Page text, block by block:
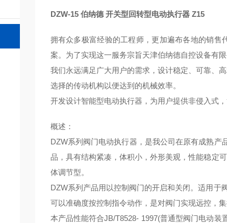
DZW-15 伯纳德 开关型回转型电动执行器 Z15
拥有众多极富经验的工程师，更加遍布各地的销
案。为了实现这一服务宗旨天津伯纳德自控设备有
我们永远满足广大用户的需求，设计稳定、可靠、
选择的传动机构以便达到的机械效率。
开发设计智能型电动执行器，为用户提供非侵入式
概述：
DZW系列阀门电动执行器，是我公司在原有成熟
品，具有结构紧凑，体积小，外形美观，性能稳定
体调节型。
DZW系列产品用以控制阀门的开启和关闭。适用于
可以准确度按控制指令动作，是对阀门实现远控，
本产品性能符合JB/T8528- 1997(普通型阀门电动